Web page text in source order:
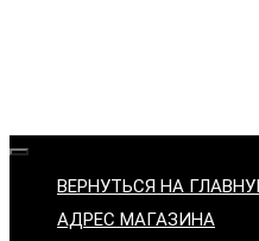
ВЕРНУТЬСЯ НА
АДРЕС МАГАЗИНА